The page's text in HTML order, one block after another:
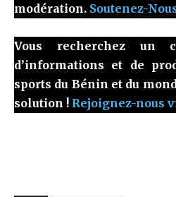
modération. Soutenez-
Vous recherchez un
d’informations et de
sports du Bénin et du
solution ! Rejoignez-nous